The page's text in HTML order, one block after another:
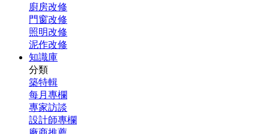
廚房改修
門窗改修
照明改修
泥作改修
知識庫
分類
築特輯
每月專欄
專家訪談
設計師專欄